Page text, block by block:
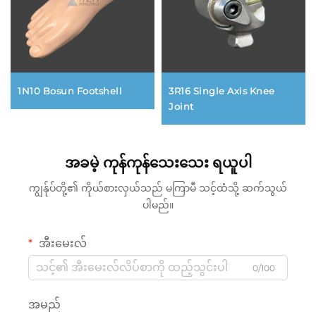
1N10 Bosun Footshell
3R16 Single Axis Knee
Joint
အခမဲ့ ကုန်ကုန်သေးသေး ရယူပါ
ကျွန်ုပ်တို့၏ ကိုယ်စားလှယ်သည် မကြာမီ သင့်ထံသို့ ဆက်သွယ်
ပါမည်။
အီးမေးလ်
0/100
အမည်